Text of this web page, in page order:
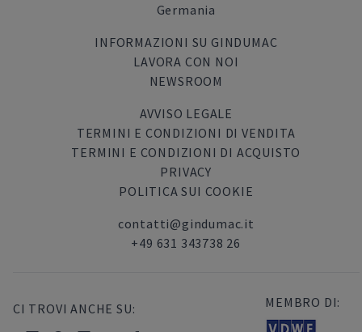
Germania
INFORMAZIONI SU GINDUMAC
LAVORA CON NOI
NEWSROOM
AVVISO LEGALE
TERMINI E CONDIZIONI DI VENDITA
TERMINI E CONDIZIONI DI ACQUISTO
PRIVACY
POLITICA SUI COOKIE
contatti@gindumac.it
+49 631 343738 26
CI TROVI ANCHE SU: MEMBRO DI: